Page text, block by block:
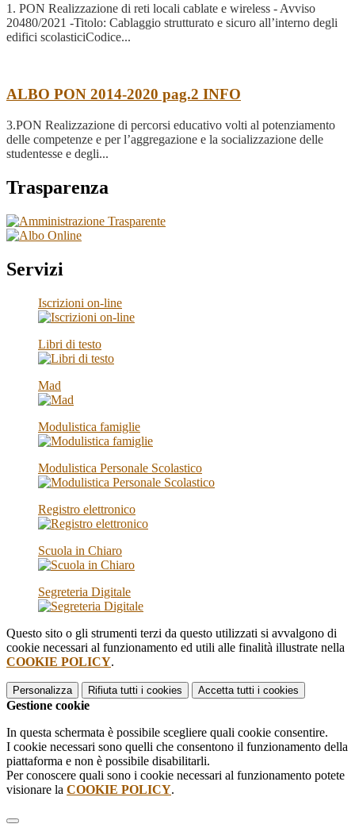
1. PON Realizzazione di reti locali cablate e wireless - Avviso
20480/2021 -Titolo: Cablaggio strutturato e sicuro all’interno degli
edifici scolasticiCodice...
ALBO PON 2014-2020 pag.2 INFO
3.PON Realizzazione di percorsi educativo volti al potenziamento
delle competenze e per l’aggregazione e la socializzazione delle
studentesse e degli...
Trasparenza
Servizi
Iscrizioni on-line
Libri di testo
Mad
Modulistica famiglie
Modulistica Personale Scolastico
Registro elettronico
Scuola in Chiaro
Segreteria Digitale
Questo sito o gli strumenti terzi da questo utilizzati si avvalgono di
cookie necessari al funzionamento ed utili alle finalità illustrate nella
COOKIE POLICY.
Personalizza Rifiuta tutti i cookies Accetta tutti i cookies
Gestione cookie
In questa schermata è possibile scegliere quali cookie consentire.
I cookie necessari sono quelli che consentono il funzionamento della
piattaforma e non è possibile disabilitarli.
Per conoscere quali sono i cookie necessari al funzionamento potete
visionare la COOKIE POLICY.